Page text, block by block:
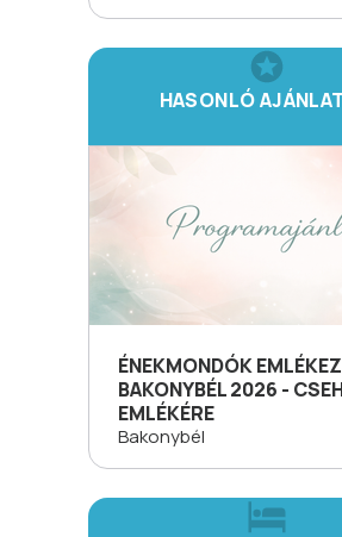
HASONLÓ
ÉNEKMONDÓK
BAKONYBÉL 2026 -
EMLÉKÉRE
Bakonybél